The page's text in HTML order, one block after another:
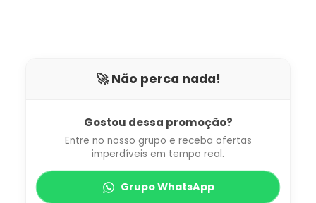
🚀 Não perca nada!
Gostou dessa promoção?
Entre no nosso grupo e receba ofertas
imperdíveis em tempo real.
Grupo WhatsApp